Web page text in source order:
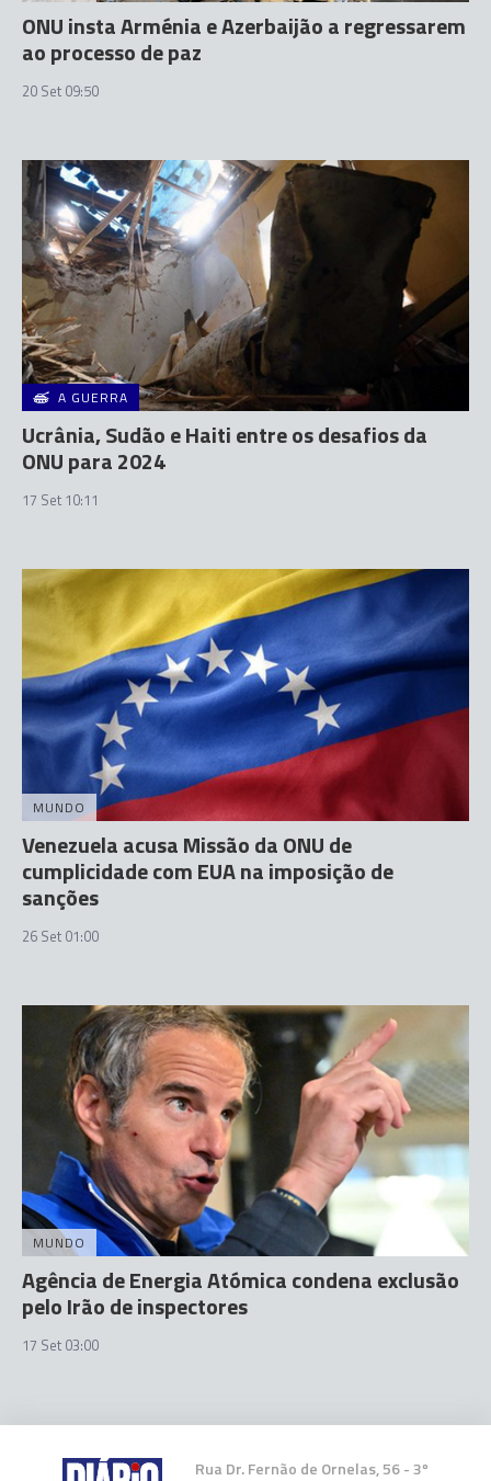
ONU insta Arménia e Azerbaijão a regressarem
ao processo de paz
20 Set 09:50
A GUERRA
Ucrânia, Sudão e Haiti entre os desafios da
ONU para 2024
17 Set 10:11
MUNDO
Venezuela acusa Missão da ONU de
cumplicidade com EUA na imposição de
sanções
26 Set 01:00
MUNDO
Agência de Energia Atómica condena exclusão
pelo Irão de inspectores
17 Set 03:00
Rua Dr. Fernão de Ornelas, 56 - 3º